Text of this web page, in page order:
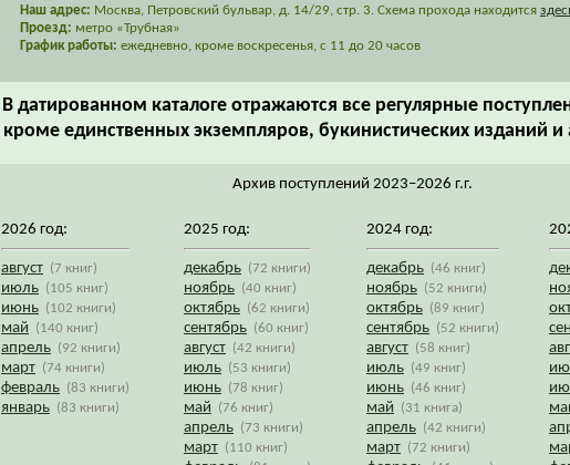
Наш адрес: Москва, Петровский бульвар, д. 14/29, стр. 3. Схема прохода находится
Проезд: метро «Трубная»
График работы: ежедневно, кроме воскресенья, с 11 до 20 часов
В датированном каталоге отражаются все регулярные
кроме единственных экземпляров, букинистических изданий и
Архив поступлений 2023–2026 г.г.
2026 год:
август (7 книг)
июль (105 книг)
июнь (102 книги)
май (140 книг)
апрель (92 книги)
март (74 книги)
февраль (83 книги)
январь (83 книги)
2025 год:
декабрь (72 книги)
ноябрь (40 книг)
октябрь (62 книги)
сентябрь (60 книг)
август (42 книги)
июль (53 книги)
июнь (78 книг)
май (76 книг)
апрель (73 книги)
март (110 книг)
2024 год:
декабрь (46 книг)
ноябрь (52 книги)
октябрь (89 книг)
сентябрь (52 книги)
август (58 книг)
июль (49 книг)
июнь (46 книг)
май (31 книга)
апрель (42 книги)
март (72 книги)